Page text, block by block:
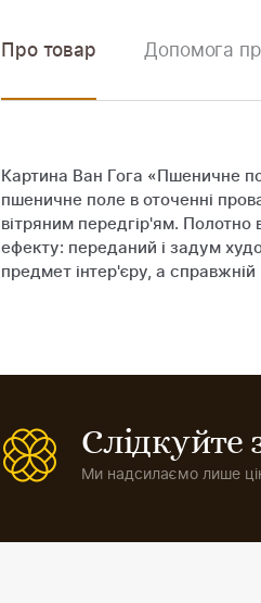
Про товар Допомога
Картина Ван Гога «Пшеничне
пшеничне поле в оточенні
вітряним передгір'ям.
ефекту: переданий і задум
предмет інтер'єру, а
Слідкуйте
Ми надсилаємо лише